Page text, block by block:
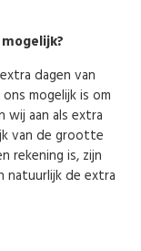
dagen van
mogelijk is om
wij aan als extra
van de grootte
rekening is, zijn
natuurlijk de extra